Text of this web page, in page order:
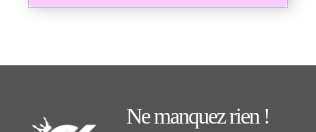
Ne manquez rien !